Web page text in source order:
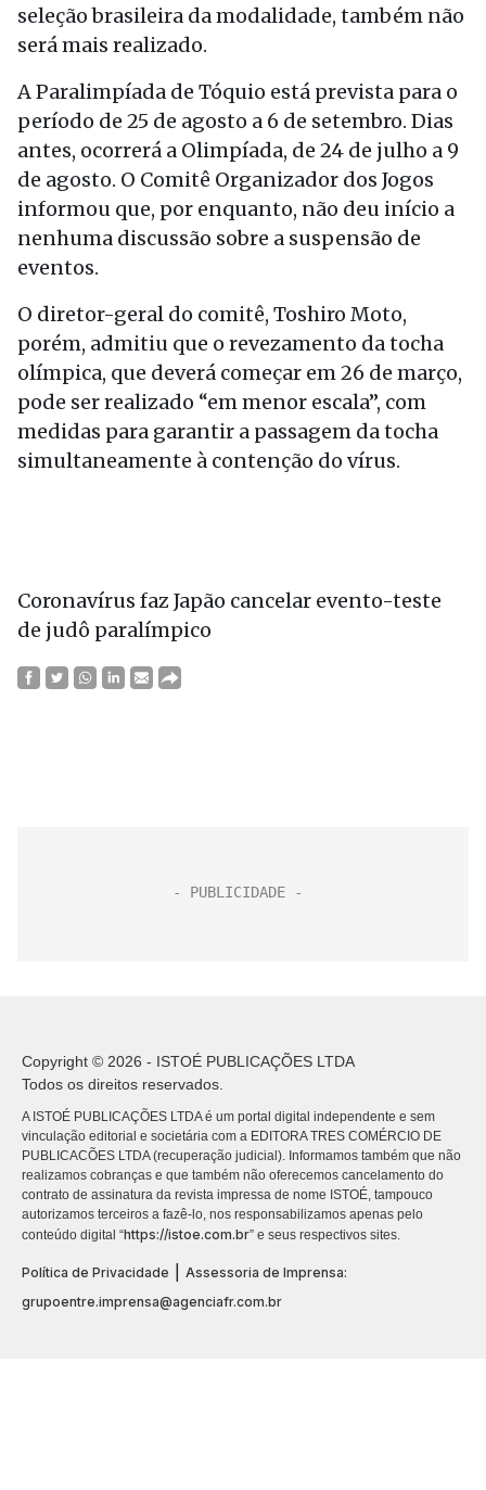
seleção brasileira da modalidade, também não
será mais realizado.
A Paralimpíada de Tóquio está prevista para o
período de 25 de agosto a 6 de setembro. Dias
antes, ocorrerá a Olimpíada, de 24 de julho a 9
de agosto. O Comitê Organizador dos Jogos
informou que, por enquanto, não deu início a
nenhuma discussão sobre a suspensão de
eventos.
O diretor-geral do comitê, Toshiro Moto,
porém, admitiu que o revezamento da tocha
olímpica, que deverá começar em 26 de março,
pode ser realizado “em menor escala”, com
medidas para garantir a passagem da tocha
simultaneamente à contenção do vírus.
Coronavírus faz Japão cancelar evento-teste
de judô paralímpico
Copyright © 2026 - ISTOÉ PUBLICAÇÕES LTDA
Todos os direitos reservados.
A ISTOÉ PUBLICAÇÕES LTDA é um portal digital independente e sem
vinculação editorial e societária com a EDITORA TRES COMÉRCIO DE
PUBLICACÕES LTDA (recuperação judicial). Informamos também que não
realizamos cobranças e que também não oferecemos cancelamento do
contrato de assinatura da revista impressa de nome ISTOÉ, tampouco
autorizamos terceiros a fazê-lo, nos responsabilizamos apenas pelo
conteúdo digital “https://istoe.com.br” e seus respectivos sites.
Política de Privacidade
Assessoria de Imprensa:
grupoentre.imprensa@agenciafr.com.br